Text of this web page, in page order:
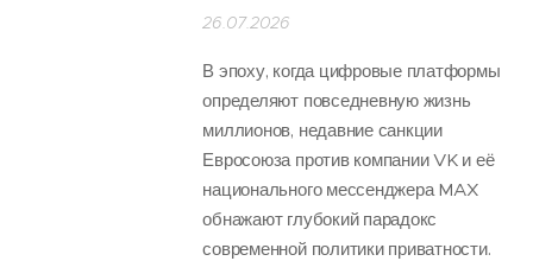
26.07.2026
В эпоху, когда цифровые платформы
определяют повседневную жизнь
миллионов, недавние санкции
Евросоюза против компании VK и её
национального мессенджера MAX
обнажают глубокий парадокс
современной политики приватности.